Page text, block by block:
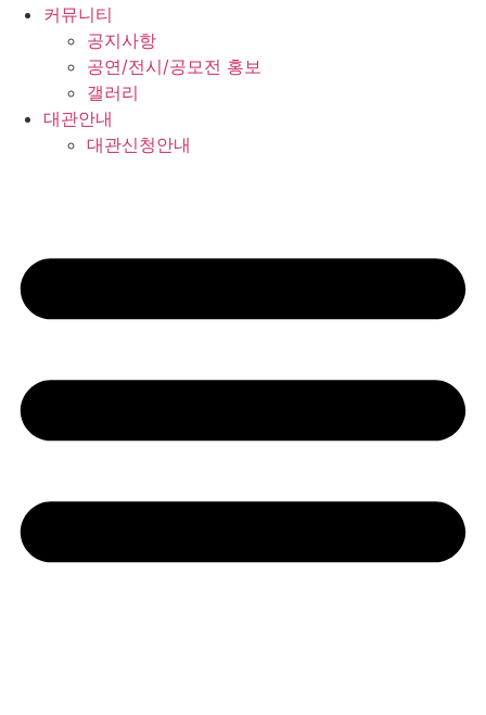
커뮤니티
공지사항
공연/전시/공모전 홍보
갤러리
대관안내
대관신청안내